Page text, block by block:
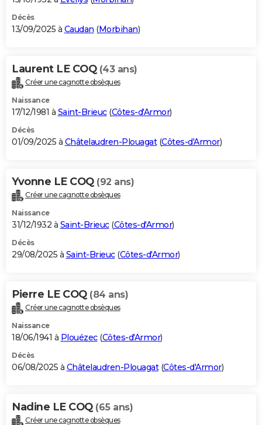
Décès
13/09/2025 à Caudan (Morbihan)
Laurent LE COQ (43 ans)
Créer une cagnotte obsèques
Naissance
17/12/1981 à Saint-Brieuc(Côtes-d'Armor)
Décès
01/09/2025 à Châtelaudren-Plouagat(Côtes-d'Armor)
Yvonne LE COQ (92 ans)
Créer une cagnotte obsèques
Naissance
31/12/1932 à Saint-Brieuc(Côtes-d'Armor)
Décès
29/08/2025 à Saint-Brieuc(Côtes-d'Armor)
Pierre LE COQ (84 ans)
Créer une cagnotte obsèques
Naissance
18/06/1941 à Plouézec(Côtes-d'Armor)
Décès
06/08/2025 à Châtelaudren-Plouagat(Côtes-d'Armor)
Nadine LE COQ (65 ans)
Créer une cagnotte obsèques